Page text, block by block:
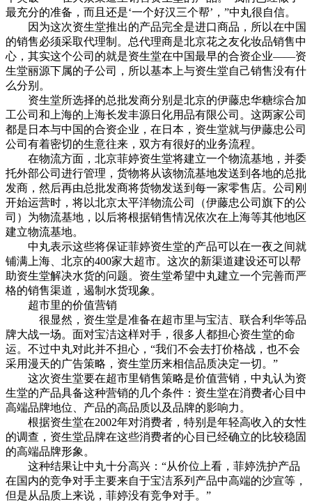
最充分的准备，而且还是‘一个好汉三个帮’，”中丸很自信。
因为这次资生堂推出的产品完全是进口商品，所以在中国
的销售必须采取代理制。总代理商是北京花之友化妆品销售中
心，其实这个公司的就是资生堂在中国最早的合资企业——资
生堂丽源下属的子公司，所以基本上与资生堂自己销售没有什
么分别。
资生堂所选择的总批发商分别是北京的伊藤忠华糖综合加
工公司和上海的上海长发丰源日化用品有限公司。这两家公司
都是日本与中国的合资企业，在日本，资生堂就与伊藤忠公司
公司有着密切的生意往来，双方有很好的业务流程。
在物流方面，北京菲婷资生堂将建立一个物流基地，并委
托外部公司进行管理，货物将从该物流基地发送到各地的总批
发商，然后再由总批发商将货物发送到每一家零售店。公司刚
开始运营时，将以北京太平洋物流公司（伊藤忠公司旗下的公
司）为物流基地，以后将根据销售情况依次在上海等其他地区
建立物流基地。
中丸表示这些将保证菲婷资生堂的产品可以在一夜之间就
铺满上海、北京的400家大超市。这次的新渠道建设还可以帮
助资生堂解决水货的问题。资生堂希望中丸建立一个完善而严
格的销售渠道，遏制水货现象。
超市里的价值营销
很显然，资生堂是准备在超市里与宝洁、联合利华等品
牌大战一场。面对宝洁这样对手，很多人都担心资生堂的命
运。不过中丸对此并不担心，“我们不会去打价格战，也不会
采用漫天的广告策略，资生堂历来相信品质决定一切。”
这次资生堂要在超市里销售策略是价值营销，中丸认为资
生堂的产品具备这种营销的几个条件：资生堂在消费者心目中
高端品牌地位、产品的高品质以及品牌的影响力。
根据资生堂在2002年对消费者，特别是年轻高收入的女性
的调查，资生堂品牌在这些消费者的心目已经确立的比较稳固
的高端品牌形象。
这种结果让中丸十分高兴：“从价位上看，菲婷洗护产品
在国内的竞争对手主要来自于宝洁系列产品中高端的沙宣等，
但是从品质上来说，菲婷没有竞争对手。”